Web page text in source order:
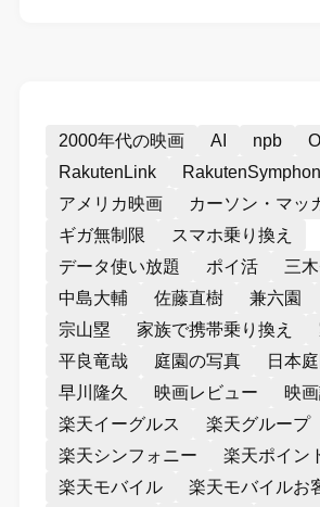
2000年代の映画 AI npb
RakutenLink
アメリカ映画
カーソン・マッ
ギガ無制限
スマホ乗り換え
データ使い放題
ポイ活
三
中島大輔
佐藤直樹 兼六園
宗山塁
家族で携帯乗り換え
平良竜哉
庭園の写真
日本
早川隆久
映画レビュー
映
楽天イーグルス
楽天グループ
楽天シンフォニー
楽天ポイン
楽天モバイル
楽天モバイルお